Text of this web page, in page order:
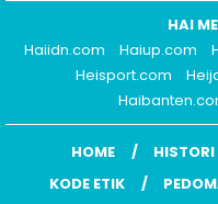
HAI
Haiidn.com
Haiup.com
Heisport.com
HOME
KODE ETIK